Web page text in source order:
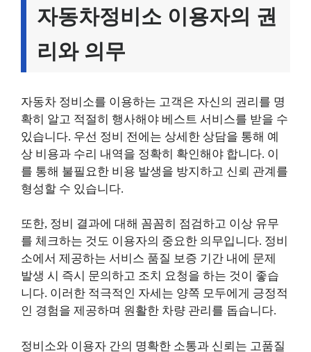
자동차정비소 이용자의 권
리와 의무
자동차 정비소를 이용하는 고객은 자신의 권리를 명
확히 알고 적절히 행사해야 베스트 서비스를 받을 수
있습니다. 우선 정비 전에는 상세한 상담을 통해 예
상 비용과 수리 내역을 정확히 확인해야 합니다. 이
를 통해 불필요한 비용 발생을 방지하고 신뢰 관계를
형성할 수 있습니다.
또한, 정비 결과에 대해 꼼꼼히 점검하고 이상 유무
를 체크하는 것도 이용자의 중요한 의무입니다. 정비
소에서 제공하는 서비스 품질 보증 기간 내에 문제
발생 시 즉시 문의하고 조치 요청을 하는 것이 좋습
니다. 이러한 적극적인 자세는 양쪽 모두에게 긍정적
인 경험을 제공하며 원활한 차량 관리를 돕습니다.
정비소와 이용자 간의 명확한 소통과 신뢰는 고품질